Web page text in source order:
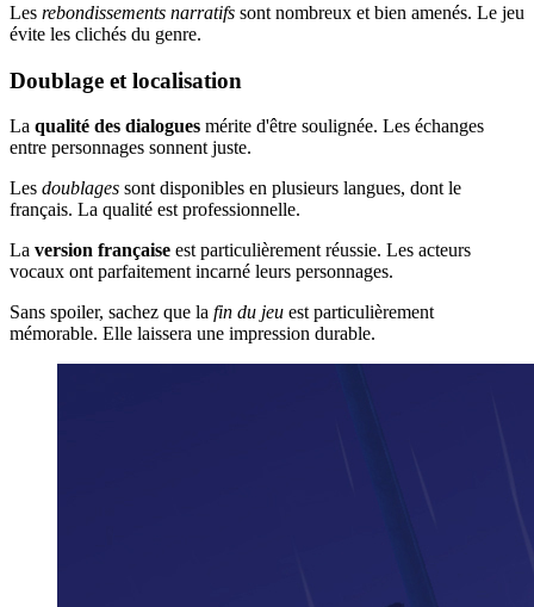
Les rebondissements narratifs sont nombreux et bien amenés. Le jeu
évite les clichés du genre.
Doublage et localisation
La qualité des dialogues mérite d'être soulignée. Les échanges
entre personnages sonnent juste.
Les doublages sont disponibles en plusieurs langues, dont le
français. La qualité est professionnelle.
La version française est particulièrement réussie. Les acteurs
vocaux ont parfaitement incarné leurs personnages.
Sans spoiler, sachez que la fin du jeu est particulièrement
mémorable. Elle laissera une impression durable.